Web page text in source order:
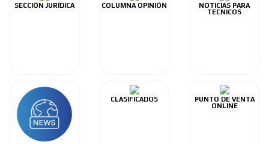
SECCIÓN JURÍDICA COLUMNA OPINIÓN
NOTICIAS PARA
TECNICOS
CLASIFICADOS
PUNTO DE VENTA
ONLINE